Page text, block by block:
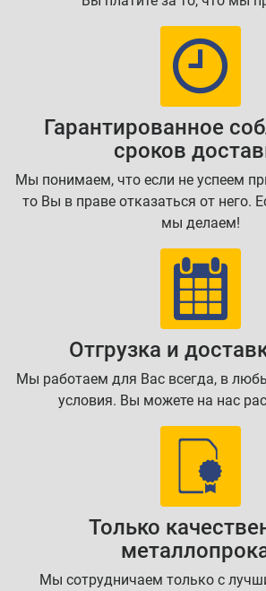
Гарантированное
сроков
Мы понимаем, что если не успеем
то Вы в праве отказаться от него.
мы делаем!
Отгрузка и
Мы работаем для Вас всегда, в
условия. Вы можете на нас
Только
Мы сотрудничаем только с